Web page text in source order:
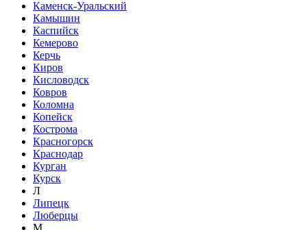
Каменск-Уральский
Камышин
Каспийск
Кемерово
Керчь
Киров
Кисловодск
Ковров
Коломна
Копейск
Кострома
Красногорск
Краснодар
Курган
Курск
Л
Липецк
Люберцы
М